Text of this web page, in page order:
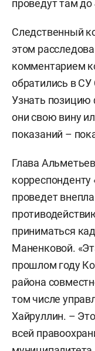
проведут там до
Следственный
этом
комментарием
обратились в
Узнать позицию
они свою вину
показаний –
Глава
корреспонденту
проведет
приниматься
Маненковой.
прошлом году
района
том числе
Хайруллин. –
всей